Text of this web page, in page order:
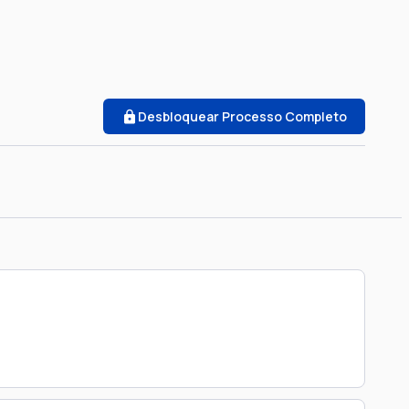
Desbloquear Processo Completo